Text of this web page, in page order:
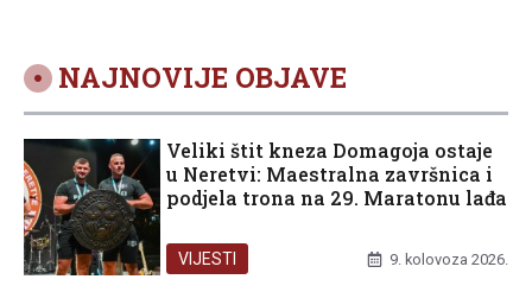
NAJNOVIJE OBJAVE
Veliki štit kneza Domagoja ostaje
u Neretvi: Maestralna završnica i
podjela trona na 29. Maratonu lađa
VIJESTI 9. kolovoza 2026.